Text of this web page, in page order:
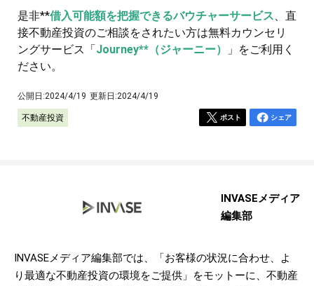
是非**借入可能額を把握できるバウチャーサービス、直
接不動産投資のご相談をされたい方は無料カウンセリ
ングサービス「 Journey**（ジャーニー）
」をご利用く
ださい。
公開日:2024/4/19 更新日:2024/4/19
不動産投資 ポスト シェア
INVASEメディア
編集部
INVASEメディア編集部では、「お客様の状況に合わせ、よ
り最適な不動産投資の環境をご提供」をモットーに、不動産